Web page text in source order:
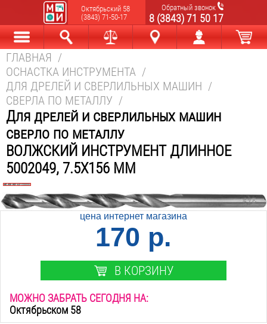
Октябрьский 58
(3843) 71-50-17
Обратный звонок
8 (3843) 71 50 17
Каталог Найти
ГЛАВНАЯ /
ОСНАСТКА ИНСТРУМЕНТА /
ДЛЯ ДРЕЛЕЙ И СВЕРЛИЛЬНЫХ МАШИН /
СВЕРЛА ПО МЕТАЛЛУ /
Для дрелей и сверлильных машин
сверло по металлу
ВОЛЖСКИЙ ИНСТРУМЕНТ ДЛИННОЕ
5002049, 7.5Х156 ММ
цена интернет магазина
170 р.
В КОРЗИНУ
МОЖНО ЗАБРАТЬ СЕГОДНЯ НА:
Октябрьском 58